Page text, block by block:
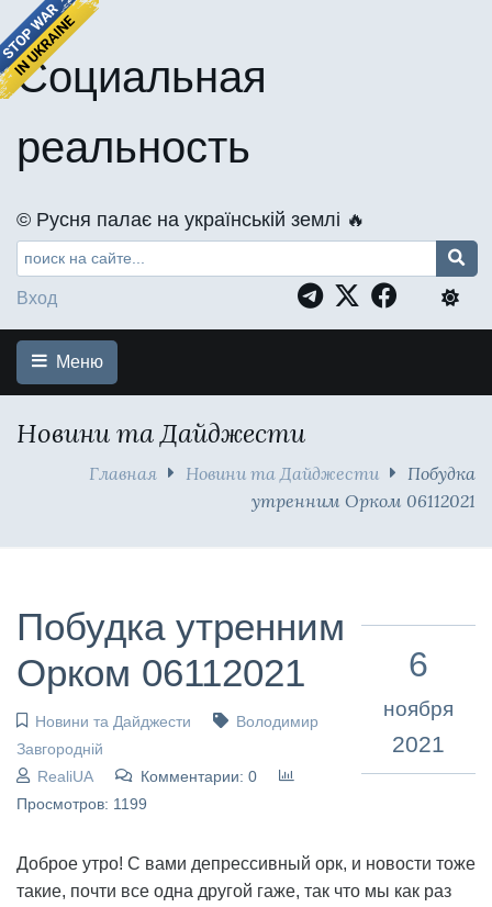
Социальная
реальность
©️ Русня палає на українській землі 🔥
Вход
Меню
Новини та Дайджести
Главная Новини та Дайджести
Побудка
утренним Орком 06112021
Побудка утренним
Орком 06112021
Новини та Дайджести
Володимир
Завгородній
RealiUA
Комментарии: 0
Просмотров: 1199
6
ноября
2021
Доброе утро! С вами депрессивный орк, и новости тоже
такие, почти все одна другой гаже, так что мы как раз